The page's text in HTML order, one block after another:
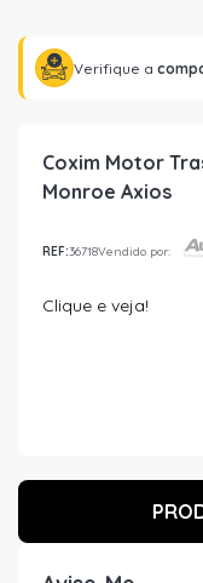
Verifique a
Coxim Motor
Monroe Axios
REF:36718Vendido por:
Clique e veja!